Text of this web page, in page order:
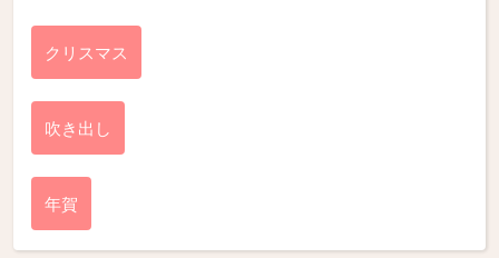
クリスマス
吹き出し
年賀